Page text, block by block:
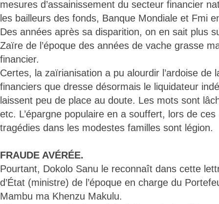
mesures d’assainissement du secteur financier
les bailleurs des fonds, Banque Mondiale et Fmi
Des années après sa disparition, on en sait plus
Zaïre de l’époque des années de vache grasse
financier.
Certes, la zaïrianisation a pu alourdir l’ardoise de
financiers que dresse désormais le liquidateur
laissent peu de place au doute. Les mots sont
etc. L’épargne populaire en a souffert, lors de
tragédies dans les modestes familles sont légion.
FRAUDE AVÉRÉE.
Pourtant, Dokolo Sanu le reconnaît dans cette
d’État (ministre) de l’époque en charge du
Mambu ma Khenzu Makulu.